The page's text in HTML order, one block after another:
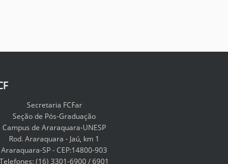
Secretaria FCFar
Seção de Pós-Graduação
Campus de Araraquara-UNESP
Rod. Araraquara - Jaú, km 1
Araraquara-SP - CEP:14800-903
Telefones: (16) 3301-6900 / 6901